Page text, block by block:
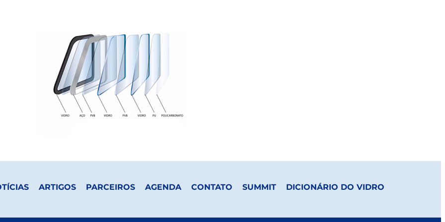
ARTIGOS PARCEIROS AGENDA CONTATO SUMMIT DICIONÁRIO DO VIDRO